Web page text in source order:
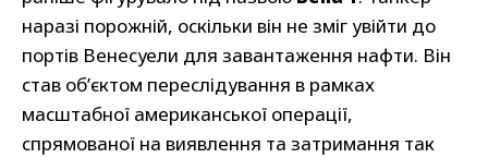
наразі порожній, оскільки він не зміг увійти до
портів Венесуели для завантаження нафти. Він
став об’єктом переслідування в рамках
масштабної американської операції,
спрямованої на виявлення та затримання так